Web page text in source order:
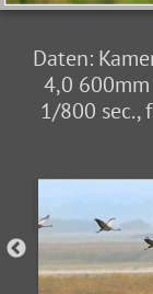
Daten:
4,0 600mm
1/800 sec.,